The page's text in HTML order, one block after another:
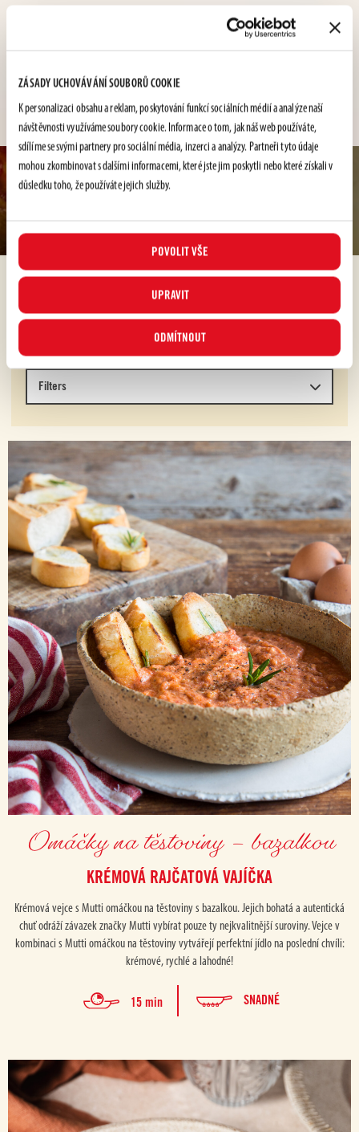
ZÁSADY UCHOVÁVÁNÍ SOUBORŮ COOKIE
K personalizaci obsahu a reklam, poskytování funkcí sociálních médií a analýze naší
návštěvnosti využíváme soubory cookie. Informace o tom, jak náš web používáte,
sdílíme se svými partnery pro sociální média, inzerci a analýzy. Partneři tyto údaje
mohou zkombinovat s dalšími informacemi, které jste jim poskytli nebo které získali v
důsledku toho, že používáte jejich služby.
POVOLIT VŠE
UPRAVIT
ODMÍTNOUT
Filters
Omáčky na těstoviny – bazalkou
KRÉMOVÁ RAJČATOVÁ VAJÍČKA
Krémová vejce s Mutti omáčkou na těstoviny s bazalkou. Jejich bohatá a autentická
chuť odráží závazek značky Mutti vybírat pouze ty nejkvalitnější suroviny. Vejce v
kombinaci s Mutti omáčkou na těstoviny vytvářejí perfektní jídlo na poslední chvíli:
krémové, rychlé a lahodné!
15 min SNADNÉ